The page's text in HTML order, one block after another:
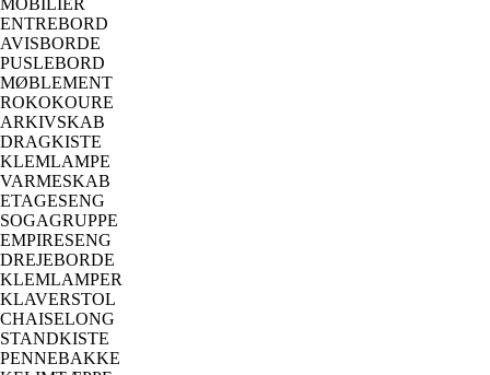
ENTREBORD
AVISBORDE
PUSLEBORD
MØBLEMENT
ROKOKOURE
ARKIVSKAB
DRAGKISTE
KLEMLAMPE
VARMESKAB
ETAGESENG
SOGAGRUPPE
EMPIRESENG
DREJEBORDE
KLEMLAMPER
KLAVERSTOL
CHAISELONG
STANDKISTE
PENNEBAKKE